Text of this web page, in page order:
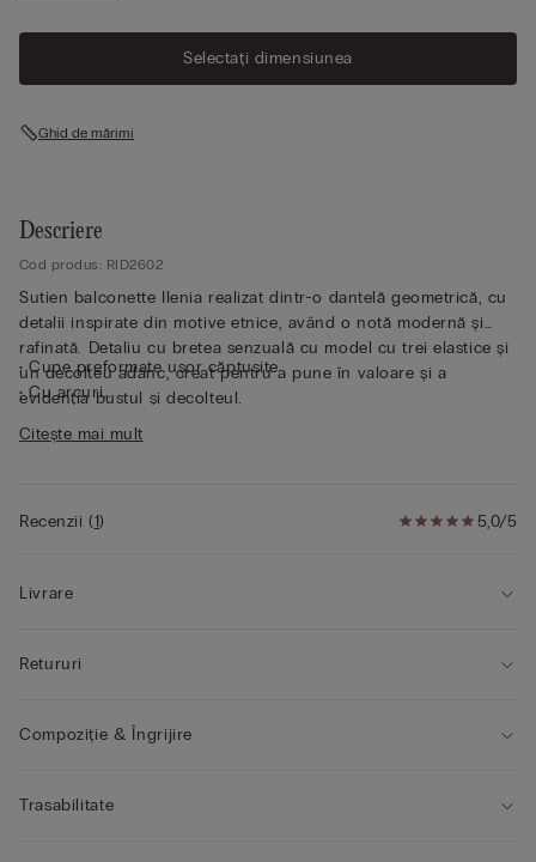
Selectați dimensiunea
Ghid de mărimi
Descriere
Cod produs: RID2602
Sutien balconette Ilenia realizat dintr-o dantelă geometrică, cu
detalii inspirate din motive etnice, având o notă modernă și
rafinată. Detaliu cu bretea senzuală cu model cu trei elastice și
un decolteu adânc, creat pentru a pune în valoare și a
evidenția bustul și decolteul.
• Cupe preformate ușor căptușite
• Cu arcuri
• Bretele reglabile la spate
/ 85B / 42B
Citește mai mult
5,0/5
Recenzii(1)
Livrare
Retururi
Compoziție & Îngrijire
Trasabilitate